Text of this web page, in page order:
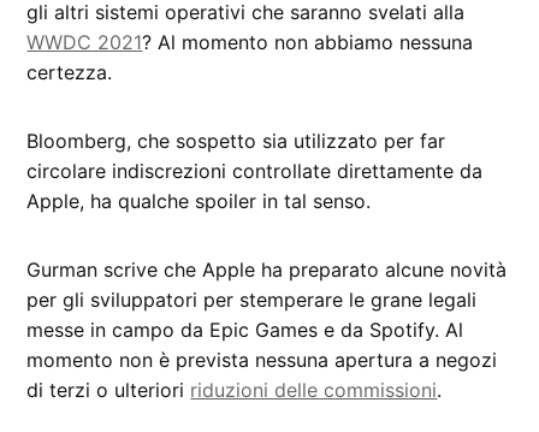
gli altri sistemi operativi che saranno svelati alla
WWDC 2021? Al momento non abbiamo nessuna
certezza.
Bloomberg, che sospetto sia utilizzato per far
circolare indiscrezioni controllate direttamente da
Apple, ha qualche spoiler in tal senso.
Gurman scrive che Apple ha preparato alcune novità
per gli sviluppatori per stemperare le grane legali
messe in campo da Epic Games e da Spotify. Al
momento non è prevista nessuna apertura a negozi
di terzi o ulteriori riduzioni delle commissioni.